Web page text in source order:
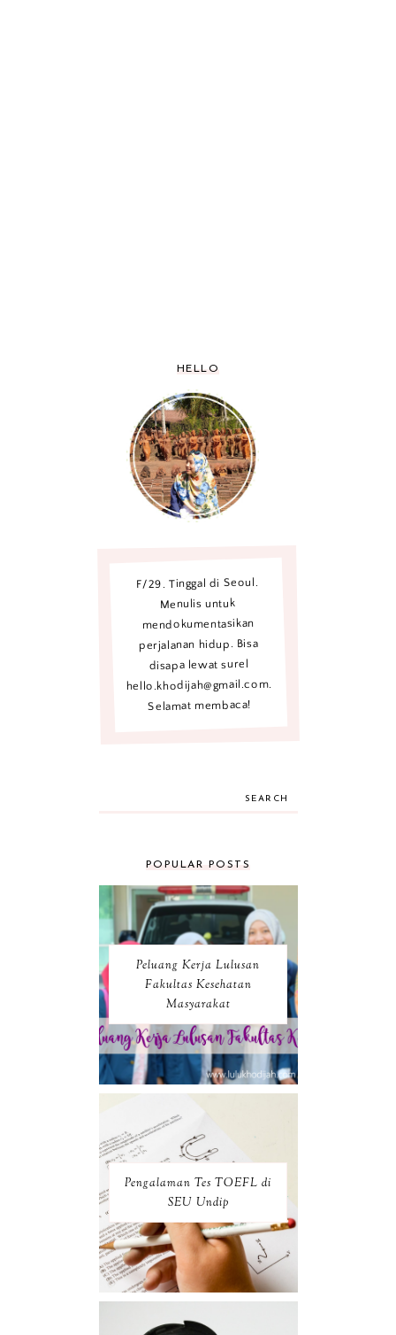
HELLO
F/29. Tinggal di Seoul.
Menulis untuk
mendokumentasikan
perjalanan hidup. Bisa
disapa lewat surel
hello.khodijah@gmail.com.
Selamat membaca!
SEARCH
POPULAR POSTS
Peluang Kerja Lulusan
Fakultas Kesehatan
Masyarakat
Pengalaman Tes TOEFL di
SEU Undip